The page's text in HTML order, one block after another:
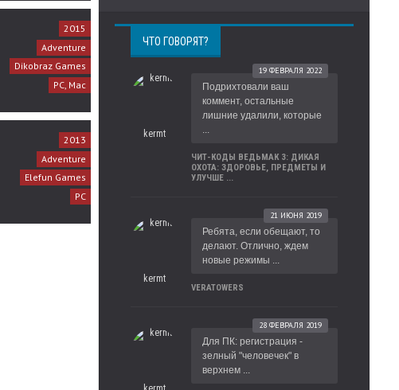
2015
Adventure
Dikobraz Games
PC, Mac
2013
Adventure
Elefun Games
PC
ЧТО ГОВОРЯТ?
kermt
19 ФЕВРАЛЯ 2022
Подрихтовали ваш
коммент, остальные
лишние удалили, которые
...
ЧИТ-КОДЫ ВЕДЬМАК 3: ДИКАЯ
ОХОТА: ЗДОРОВЬЕ, ПРЕДМЕТЫ И
УЛУЧШЕ ...
kermt
21 ИЮНЯ 2019
Ребята, если обещают, то
делают. Отлично, ждем
новые режимы ...
VERATOWERS
28 ФЕВРАЛЯ 2019
Для ПК: регистрация -
зелный "человечек" в
верхнем ...